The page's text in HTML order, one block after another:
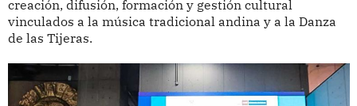
creación, difusión, formación y gestión cultural
vinculados a la música tradicional andina y a la Danza
de las Tijeras.